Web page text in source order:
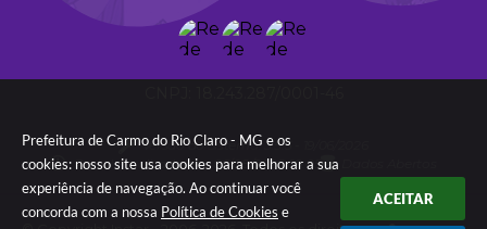
Prefeitura de Carmo do Rio Claro - MG e os
cookies: nosso site usa cookies para melhorar a sua
experiência de navegação. Ao continuar você
concorda com a nossa Política de Cookies e
ACEITAR
Versão do Sistema: 3.5.3 - 19/06/2026
Portal atualizado em: 06/08/2026 09:05